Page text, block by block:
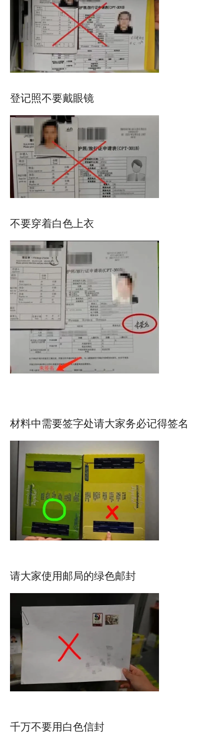
登记照不要戴眼镜
不要穿着白色上衣
材料中需要签字处请大家务必记得签名
请大家使用邮局的绿色邮封
千万不要用白色信封